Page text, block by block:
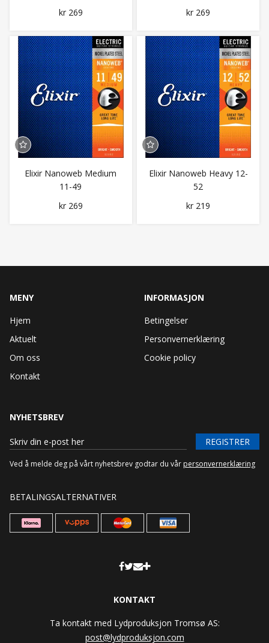
kr 269
010/052
kr 269
Elixir Nanoweb Medium
11-49
kr 269
Elixir Nanoweb Heavy 12-
52
kr 219
MENY
Hjem
Aktuelt
Om oss
Kontakt
INFORMASJON
Betingelser
Personvernerklæring
Cookie policy
NYHETSBREV
REGISTRER
Ved å melde deg på vårt nyhetsbrev godtar du vår personvernerklæring
BETALINGSALTERNATIVER
KONTAKT
Ta kontakt med Lydproduksjon Tromsø AS:
post@lydproduksjon.com